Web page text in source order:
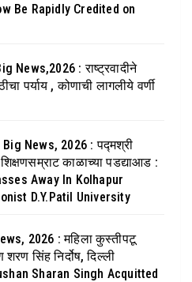
Be Rapidly Credited on
News,2026 : राष्ट्रवादीने
पर्याय , कोणाची लागलीये वर्णी
News, 2026 : पद्मश्री
काळाच्या पडद्याआड :
Away In Kolhapur
D.Y.Patil University
2026 : महिला कुस्तीपटू
सिंह निर्दोष, दिल्ली
Sharan Singh Acquitted